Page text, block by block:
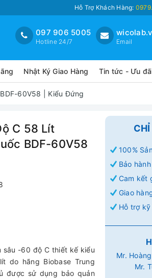
Hỗ Trợ Khách Hàng:
Email
097 906 5005
Hotline 24/7
Nhật Ký Giao Hàng Tin tức - Ưu
60V58 | Kiểu Đứng
C 58 Lít
BDF-60V58
sâu -60 độ C thiết kế kiểu
do hãng Biobase Trung
được sử dụng bảo quản
100%
Bảo
Cam kết
Giao
Hỗ trợ
Mr.
Mr.